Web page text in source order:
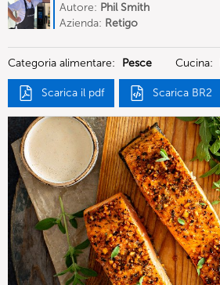
Autore: Phil Smith
Azienda: Retigo
Categoria alimentare: Pesce Cucina:
Scarica il pdf Scarica BR2